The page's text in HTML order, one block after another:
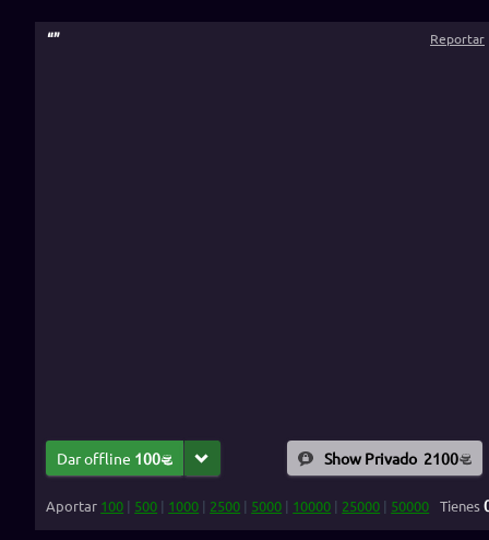
“” Reportar
Dar offline 100 Show Privado 2100
Aportar 100 | 500 | 1000 | 2500 | 5000 | 10000 | 25000 | 50000 Tienes